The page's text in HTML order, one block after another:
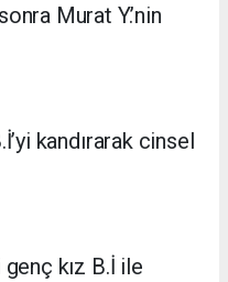
Murat Y.’nin
kandırarak cinsel
genç kız B.İ ile